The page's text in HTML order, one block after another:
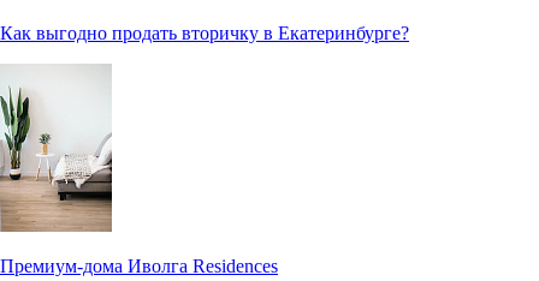
Как выгодно продать вторичку в Екатеринбурге?
Премиум-дома Иволга Residences